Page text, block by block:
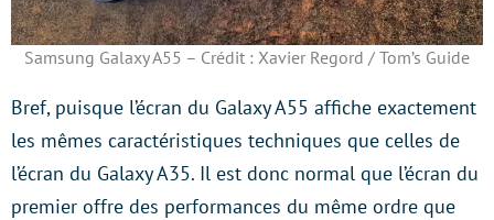
Samsung Galaxy A55 – Crédit : Xavier Regord / Tom’s Guide
Bref, puisque l’écran du Galaxy A55 affiche exactement
les mêmes caractéristiques techniques que celles de
l’écran du Galaxy A35. Il est donc normal que l’écran du
premier offre des performances du même ordre que